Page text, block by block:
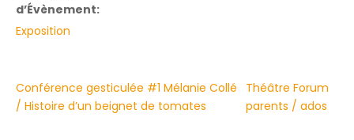
d’Évènement:
Exposition
Conférence gesticulée #1 Mélanie Collé
/ Histoire d’un beignet de tomates
Théâtre Forum
parents / ados